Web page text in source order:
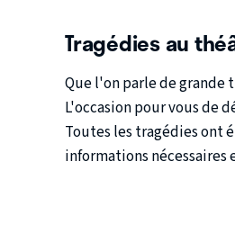
Tragédies au
Que l'on parle de grande
L'occasion pour vous de
Toutes les tragédies ont
informations nécessaires